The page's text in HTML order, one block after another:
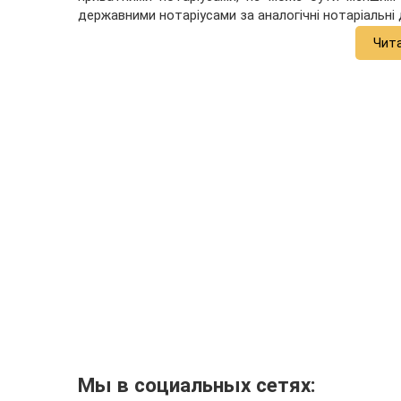
державними нотаріусами за аналогічні нотаріальні
Мы в социальных сетях: